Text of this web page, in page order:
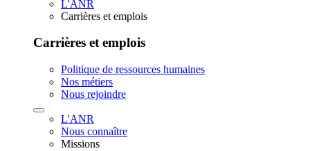
L'ANR
Carrières et emplois
Carrières et emplois
Politique de ressources humaines
Nos métiers
Nous rejoindre
L'ANR
Nous connaître
Missions